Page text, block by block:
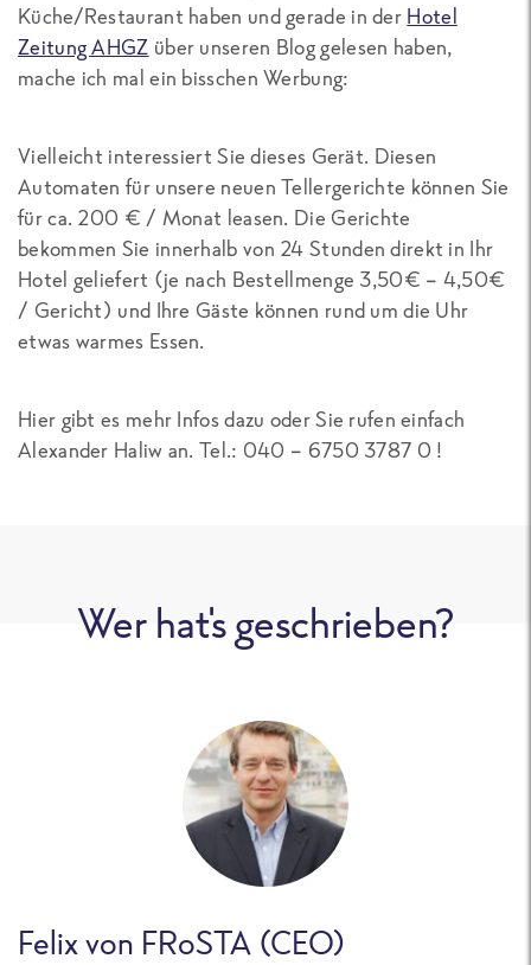
Küche/Restaurant haben und gerade in der Hotel
Zeitung AHGZ über unseren Blog gelesen haben,
mache ich mal ein bisschen Werbung:
Vielleicht interessiert Sie dieses Gerät. Diesen
Automaten für unsere neuen Tellergerichte können Sie
für ca. 200 € / Monat leasen. Die Gerichte
bekommen Sie innerhalb von 24 Stunden direkt in Ihr
Hotel geliefert (je nach Bestellmenge 3,50€ – 4,50€
/ Gericht) und Ihre Gäste können rund um die Uhr
etwas warmes Essen.
Hier gibt es mehr Infos dazu oder Sie rufen einfach
Alexander Haliw an. Tel.: 040 – 6750 3787 0 !
Wer hat's geschrieben?
Felix von FRoSTA (CEO)